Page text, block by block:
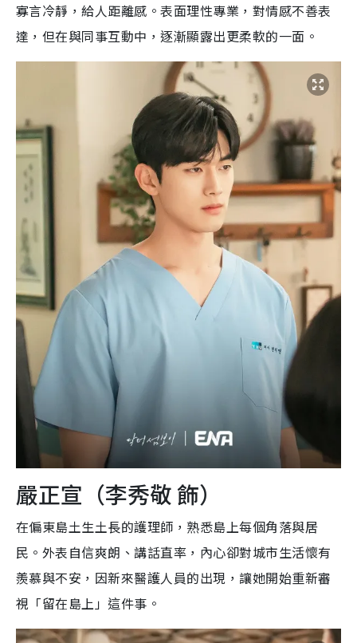
寡言冷靜，給人距離感。表面理性專業，對情感不善表
達，但在與同事互動中，逐漸顯露出更柔軟的一面。
嚴正宣（李秀敬 飾）
在偏東島土生土長的護理師，熟悉島上每個角落與居
民。外表自信爽朗、講話直率，內心卻對城市生活懷有
羨慕與不安，因新來醫護人員的出現，讓她開始重新審
視「留在島上」這件事。